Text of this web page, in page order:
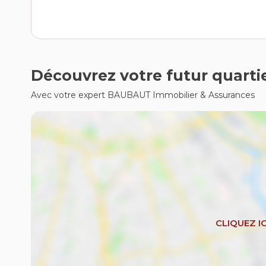
Découvrez votre futur
Avec votre expert BAUBAUT Immobilier & Assurances